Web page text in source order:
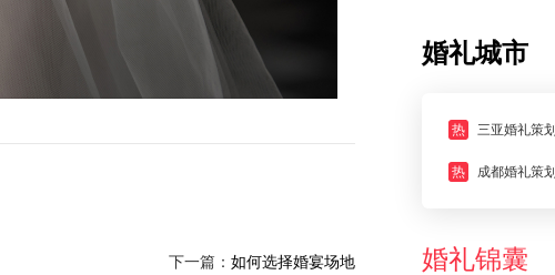
下一篇： 如何选择婚宴场地
婚礼城市
热 三亚婚礼策划
热 成都婚礼策划
婚礼锦囊